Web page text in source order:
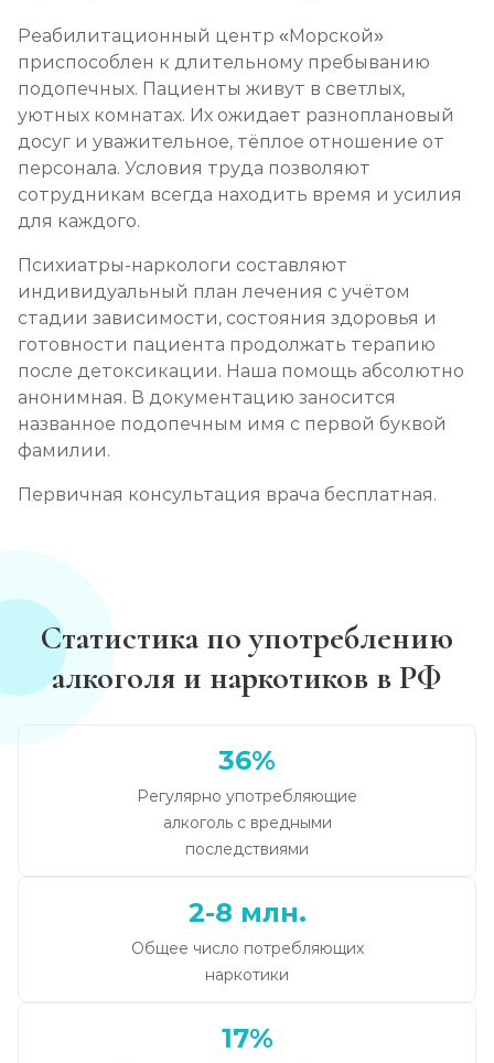
Реабилитационный центр «Морской»
приспособлен к длительному пребыванию
подопечных. Пациенты живут в светлых,
уютных комнатах. Их ожидает разноплановый
досуг и уважительное, тёплое отношение от
персонала. Условия труда позволяют
сотрудникам всегда находить время и усилия
для каждого.
Психиатры-наркологи составляют
индивидуальный план лечения с учётом
стадии зависимости, состояния здоровья и
готовности пациента продолжать терапию
после детоксикации. Наша помощь абсолютно
анонимная. В документацию заносится
названное подопечным имя с первой буквой
фамилии.
Первичная консультация врача бесплатная.
Статистика по употреблению
алкоголя и наркотиков в РФ
36%
Регулярно употребляющие
алкоголь с вредными
последствиями
2-8 млн.
Общее число потребляющих
наркотики
17%